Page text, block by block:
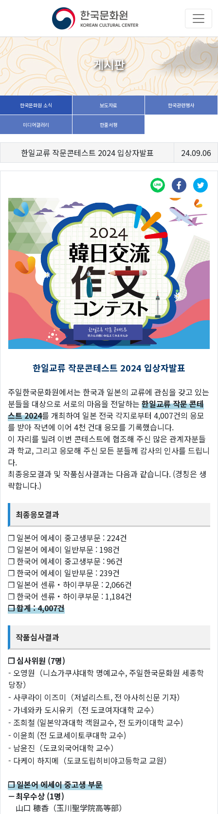
게시판
한국문화원 소식 보도자료 한국관련행사
미디어갤러리 한줄서평
한일교류 작문콘테스트 2024 입상자발표 24.09.06
한일교류 작문콘테스트 2024 입상자발표
주일한국문화원에서는 한국과 일본의 교류에 관심을 갖고 있는
분들을 대상으로 서로의 마음을 전달하는 한일교류 작문 콘테
스트 2024를 개최하여 일본 전국 각지로부터 4,007건의 응모
를 받아 작년에 이어 4천 건대 응모를 기록했습니다.
이 자리를 빌려 이번 콘테스트에 협조해 주신 많은 관계자분들
과 학교, 그리고 응모해 주신 모든 분들께 감사의 인사를 드립니
다.
최종응모결과 및 작품심사결과는 다음과 같습니다. (경칭은 생
략합니다.)
최종응모결과
❐ 일본어 에세이 중고생부문 : 224건
❐ 일본어 에세이 일반부문 : 198건
❐ 한국어 에세이 중고생부문 : 96건
❐ 한국어 에세이 일반부문 : 239건
❐ 일본어 센류・하이쿠부문 : 2,066건
❐ 한국어 센류・하이쿠부문 : 1,184건
❐ 합계 : 4,007건
작품심사결과
❐ 심사위원 (7명)
- 오영원（니쇼가쿠샤대학 명예교수, 주일한국문화원 세종학
당장）
- 사쿠라이 이즈미（저널리스트, 전 아사히신문 기자）
- 가네와카 도시유키（전 도쿄여자대학 교수）
- 조희철 (일본약과대학 객원교수, 전 도카이대학 교수)
- 이윤희 (전 도쿄세이토쿠대학 교수)
- 남윤진（도쿄외국어대학 교수）
- 다케이 하지메（도쿄도립히비야고등학교 교원）
❐ 일본어 에세이 중고생 부문
－최우수상 (1명)
山口 穂香（玉川聖学院高等部）